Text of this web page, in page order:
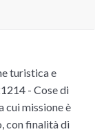
turistica e
- Cose di
cui missione è
con finalità di